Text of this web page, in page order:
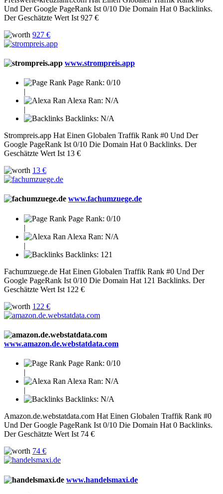
Und Der Google PageRank Ist 0/10 Die Domain Hat 0 Backlinks.
Der Geschätzte Wert Ist 927 €
927 €
www.strompreis.app
Page Rank: 0/10
|
Alexa Ran: N/A
|
Backlinks: N/A
Strompreis.app Hat Einen Globalen Traffik Rank #0 Und Der
Google PageRank Ist 0/10 Die Domain Hat 0 Backlinks. Der
Geschätzte Wert Ist 13 €
13 €
www.fachumzuege.de
Page Rank: 0/10
|
Alexa Ran: N/A
|
Backlinks: 121
Fachumzuege.de Hat Einen Globalen Traffik Rank #0 Und Der
Google PageRank Ist 0/10 Die Domain Hat 121 Backlinks. Der
Geschätzte Wert Ist 122 €
122 €
www.amazon.de.webstatdata.com
Page Rank: 0/10
|
Alexa Ran: N/A
|
Backlinks: N/A
Amazon.de.webstatdata.com Hat Einen Globalen Traffik Rank #0
Und Der Google PageRank Ist 0/10 Die Domain Hat 0 Backlinks.
Der Geschätzte Wert Ist 74 €
74 €
www.handelsmaxi.de